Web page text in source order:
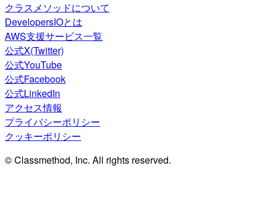
クラスメソッドについて
DevelopersIOとは
AWS支援サービス一覧
公式X(Twitter)
公式YouTube
公式Facebook
公式LinkedIn
アクセス情報
プライバシーポリシー
クッキーポリシー
© Classmethod, Inc. All rights reserved.